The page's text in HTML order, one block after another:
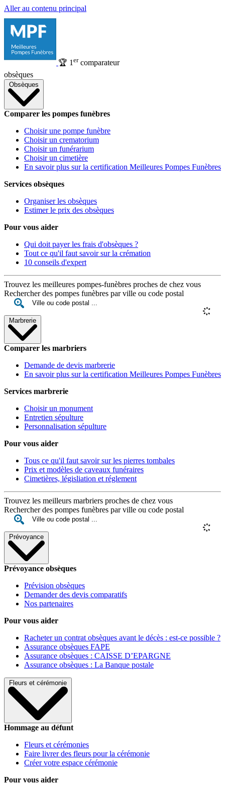
Aller au contenu principal
🏆 1 ercomparateur
obsèques
Obsèques
Comparer les pompes funèbres
Choisir une pompe funèbre
Choisir un crematorium
Choisir un funérarium
Choisir un cimetière
En savoir plus sur la certification Meilleures Pompes Funèbres
Services obsèques
Organiser les obsèques
Estimer le prix des obsèques
Pour vous aider
Qui doit payer les frais d'obsèques ?
Tout ce qu'il faut savoir sur la crémation
10 conseils d'expert
Trouvez les meilleures pompes-funèbres proches de chez vous
Rechercher des pompes funèbres par ville ou code postal
Marbrerie
Comparer les marbriers
Demande de devis marbrerie
En savoir plus sur la certification Meilleures Pompes Funèbres
Services marbrerie
Choisir un monument
Entretien sépulture
Personnalisation sépulture
Pour vous aider
Tous ce qu'il faut savoir sur les pierres tombales
Prix et modèles de caveaux funéraires
Cimetières, législiation et réglement
Trouvez les meilleurs marbriers proches de chez vous
Rechercher des pompes funèbres par ville ou code postal
Prévoyance
Prévoyance obsèques
Prévision obsèques
Demander des devis comparatifs
Nos partenaires
Pour vous aider
Racheter un contrat obsèques avant le décès : est-ce possible ?
Assurance obsèques FAPE
Assurance obsèques : CAISSE D’EPARGNE
Assurance obsèques : La Banque postale
Fleurs et cérémonie
Hommage au défunt
Fleurs et cérémonies
Faire livrer des fleurs pour la cérémonie
Créer votre espace cérémonie
Pour vous aider